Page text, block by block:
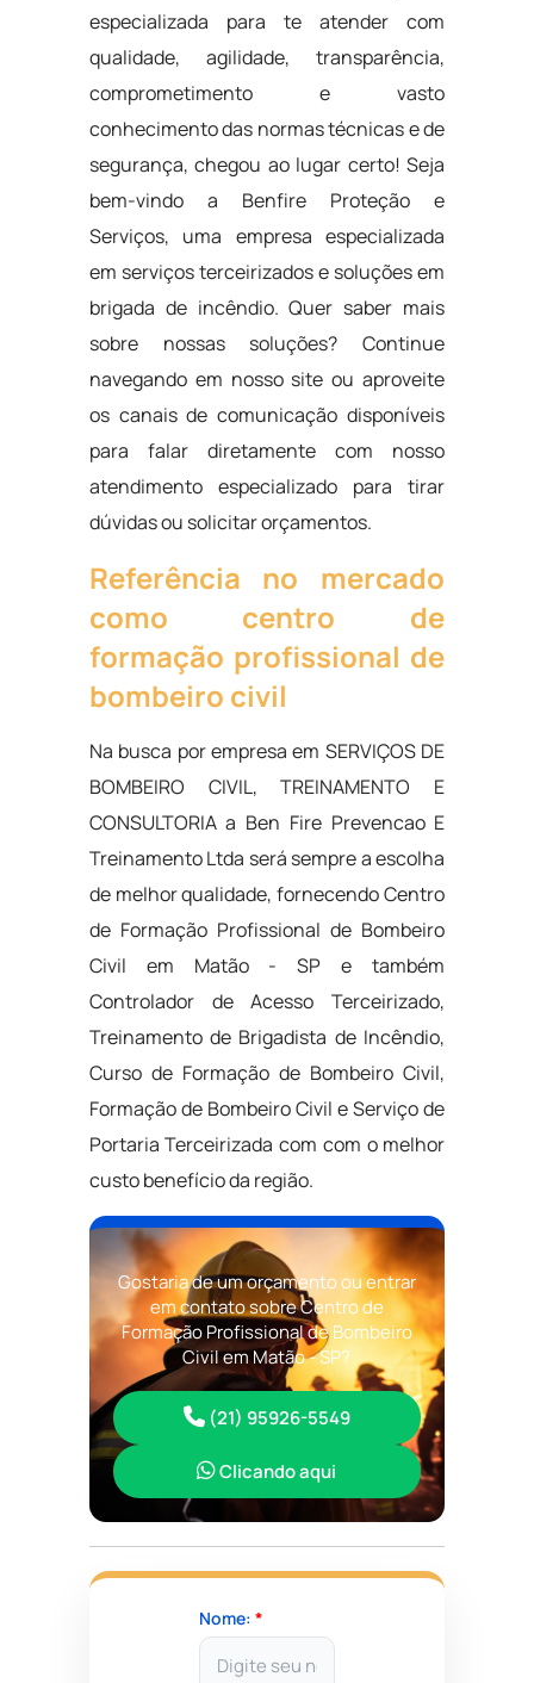
especializada para te atender com
qualidade, agilidade, transparência,
comprometimento e vasto
conhecimento das normas técnicas e de
segurança, chegou ao lugar certo! Seja
bem-vindo a Benfire Proteção e
Serviços, uma empresa especializada
em serviços terceirizados e soluções em
brigada de incêndio. Quer saber mais
sobre nossas soluções? Continue
navegando em nosso site ou aproveite
os canais de comunicação disponíveis
para falar diretamente com nosso
atendimento especializado para tirar
dúvidas ou solicitar orçamentos.
Referência no mercado
como centro de
formação profissional de
bombeiro civil
Na busca por empresa em SERVIÇOS DE
BOMBEIRO CIVIL, TREINAMENTO E
CONSULTORIA a Ben Fire Prevencao E
Treinamento Ltda será sempre a escolha
de melhor qualidade, fornecendo Centro
de Formação Profissional de Bombeiro
Civil em Matão - SP e também
Controlador de Acesso Terceirizado,
Treinamento de Brigadista de Incêndio,
Curso de Formação de Bombeiro Civil,
Formação de Bombeiro Civil e Serviço de
Portaria Terceirizada com com o melhor
custo benefício da região.
Gostaria de um orçamento ou entrar
em contato sobre Centro de
Formação Profissional de Bombeiro
Civil em Matão - SP?
(21) 95926-5549
Clicando aqui
Nome: *